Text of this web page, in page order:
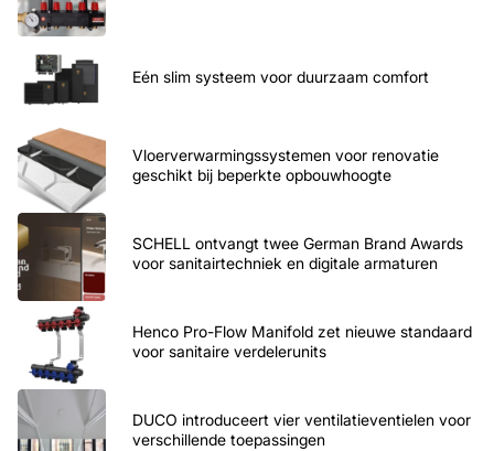
Eén slim systeem voor duurzaam comfort
Vloerverwarmingssystemen voor renovatie
geschikt bij beperkte opbouwhoogte
SCHELL ontvangt twee German Brand Awards
voor sanitairtechniek en digitale armaturen
Henco Pro-Flow Manifold zet nieuwe standaard
voor sanitaire verdelerunits
DUCO introduceert vier ventilatieventielen voor
verschillende toepassingen